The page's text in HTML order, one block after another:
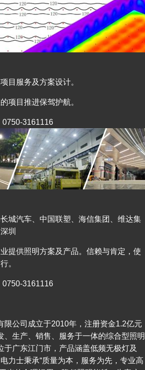
目服务及方案设计。
项目推进保驾护航。
0750-3161116
城汽车、中国联塑、海信集团、维达集
圳
提供照明方案及产品。信赖与肯定，使
。
0750-3161116
限公司成立于2010年，注册资金1.2亿元
、生产、销售、服务于一体的综合型照明
于广东江门市，产品涵盖低频无极灯及
力士秉承“质量为本，服务为先，专业高